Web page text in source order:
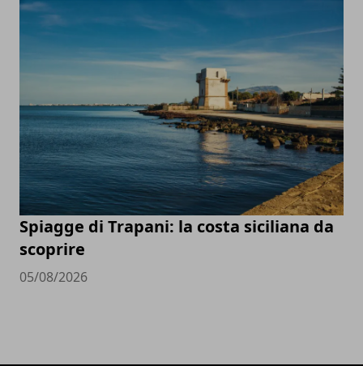
Spiagge di Trapani: la costa siciliana da
scoprire
05/08/2026